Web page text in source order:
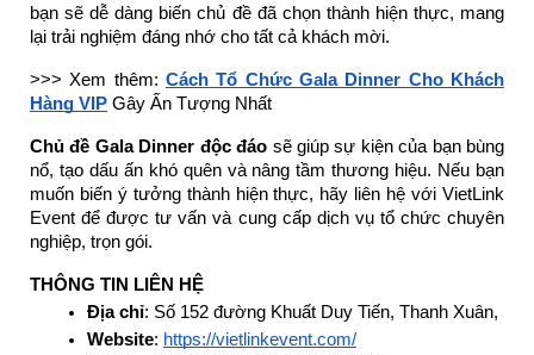
bạn sẽ dễ dàng biến chủ đề đã chọn thành hiện thực, mang
lại trải nghiệm đáng nhớ cho tất cả khách mời.
>>> Xem thêm: Cách Tổ Chức Gala Dinner Cho Khách
Hàng VIP Gây Ấn Tượng Nhất
Chủ đề Gala Dinner độc đáo sẽ giúp sự kiện của bạn bùng
nổ, tạo dấu ấn khó quên và nâng tầm thương hiệu. Nếu bạn
muốn biến ý tưởng thành hiện thực, hãy liên hệ với VietLink
Event để được tư vấn và cung cấp dịch vụ tổ chức chuyên
nghiệp, trọn gói.
THÔNG TIN LIÊN HỆ
Địa chỉ: Số 152 đường Khuất Duy Tiến, Thanh Xuân, Hà
Website: https://vietlinkevent.com/